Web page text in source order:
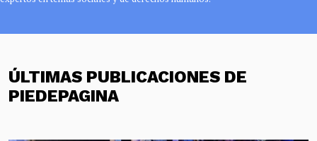
ÚLTIMAS PUBLICACIONES DE
PIEDEPAGINA